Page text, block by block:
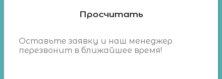
Просчитать
Оставьте заявку и наш менеджер
перезвонит в ближайшее время!